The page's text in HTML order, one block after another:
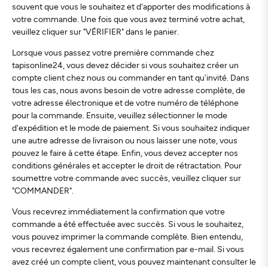
souvent que vous le souhaitez et d'apporter des modifications à
votre commande. Une fois que vous avez terminé votre achat,
veuillez cliquer sur "VÉRIFIER" dans le panier.
Lorsque vous passez votre première commande chez
tapisonline24, vous devez décider si vous souhaitez créer un
compte client chez nous ou commander en tant qu'invité. Dans
tous les cas, nous avons besoin de votre adresse complète, de
votre adresse électronique et de votre numéro de téléphone
pour la commande. Ensuite, veuillez sélectionner le mode
d'expédition et le mode de paiement. Si vous souhaitez indiquer
une autre adresse de livraison ou nous laisser une note, vous
pouvez le faire à cette étape. Enfin, vous devez accepter nos
conditions générales et accepter le droit de rétractation. Pour
soumettre votre commande avec succès, veuillez cliquer sur
"COMMANDER".
Vous recevrez immédiatement la confirmation que votre
commande a été effectuée avec succès. Si vous le souhaitez,
vous pouvez imprimer la commande complète. Bien entendu,
vous recevrez également une confirmation par e-mail. Si vous
avez créé un compte client, vous pouvez maintenant consulter le